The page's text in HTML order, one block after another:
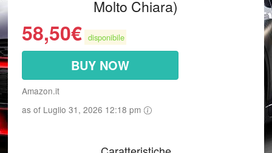
Molto Chiara)
58,50€ disponibile
BUY NOW
Amazon.it
as of Luglio 31, 2026 12:18 pm